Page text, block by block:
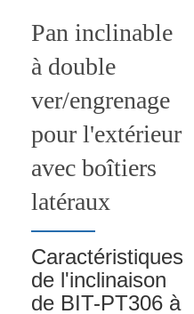
Pan inclinable
à double
ver/engrenage
pour l'extérieur
avec boîtiers
latéraux
Caractéristiques
de l'inclinaison
de BIT-PT306 à